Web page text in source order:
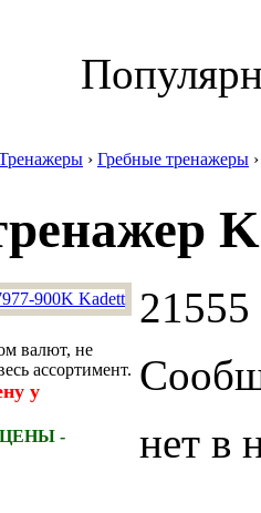
› Гребные тренажеры ›
валют, не
ассортимент.
у
-
21555
нет в